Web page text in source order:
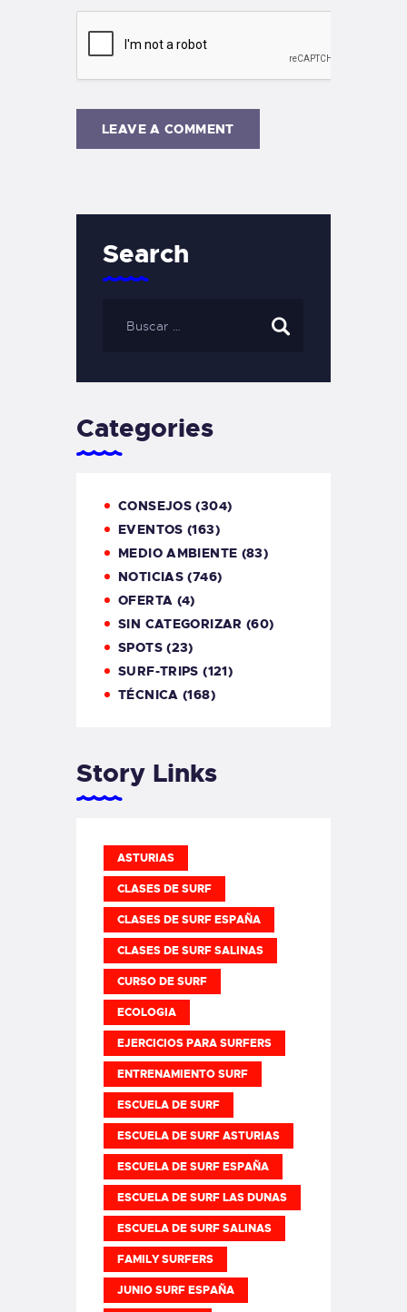
Search
Categories
CONSEJOS (304)
EVENTOS (163)
MEDIO AMBIENTE (83)
NOTICIAS (746)
OFERTA (4)
SIN CATEGORIZAR (60)
SPOTS(23)
SURF-TRIPS (121)
TÉCNICA (168)
Story Links
ASTURIAS
CLASES DE SURF
CLASES DE SURF ESPAÑA
CLASES DE SURF SALINAS
CURSO DE SURF
ECOLOGIA
EJERCICIOS PARA SURFERS
ENTRENAMIENTO SURF
ESCUELA DE SURF
ESCUELA DE SURF ASTURIAS
ESCUELA DE SURF ESPAÑA
ESCUELA DE SURF LAS DUNAS
ESCUELA DE SURF SALINAS
FAMILY SURFERS
JUNIO SURF ESPAÑA